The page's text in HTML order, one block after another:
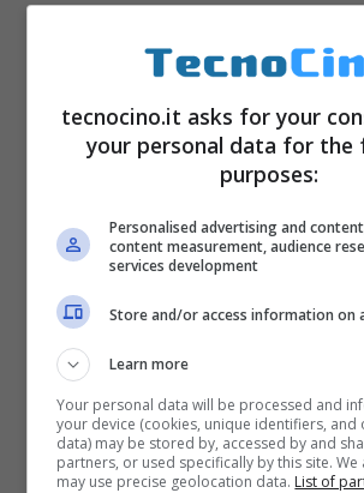
tecnocino.it asks for your
your personal data for the
purposes:
Personalised advertising and
content measurement, audience
services development
Store and/or access information on
Learn more
Your personal data will be processed and
your device (cookies, unique identifiers, and
data) may be stored by, accessed by and
partners, or used specifically by this site.
may use precise geolocation data. List of